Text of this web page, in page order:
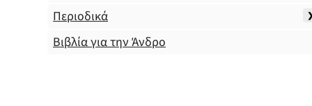
Περιοδικά
Βιβλία για την Άνδρο